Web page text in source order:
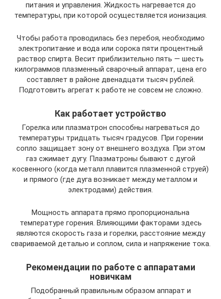
питания и управления. Жидкость нагревается до
температуры, при которой осуществляется ионизация.
Чтобы работа проводилась без перебоя, необходимо
электропитание и вода или сорока пяти процентный
раствор спирта. Весит приблизительно пять — шесть
килограммов плазменный сварочный аппарат, цена его
составляет в районе двенадцати тысяч рублей.
Подготовить агрегат к работе не совсем не сложно.
Как работает устройство
Горелка или плазматрон способны нагреваться до
температуры тридцать тысяч градусов. При горении
сопло защищает зону от внешнего воздуха. При этом
газ сжимает дугу. Плазматроны бывают с дугой
косвенного (когда металл плавится плазменной струей)
и прямого (где дуга возникает между металлом и
электродами) действия.
Мощность аппарата прямо пропорциональна
температуре горения. Влияющими факторами здесь
являются скорость газа и горелки, расстояние между
свариваемой деталью и соплом, сила и напряжение тока.
Рекомендации по работе с аппаратами
новичкам
Подобранный правильным образом аппарат и